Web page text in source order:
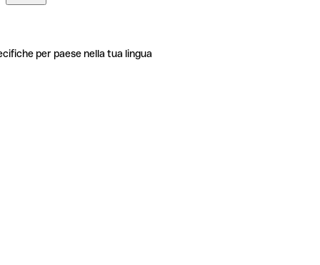
per paese nella tua lingua